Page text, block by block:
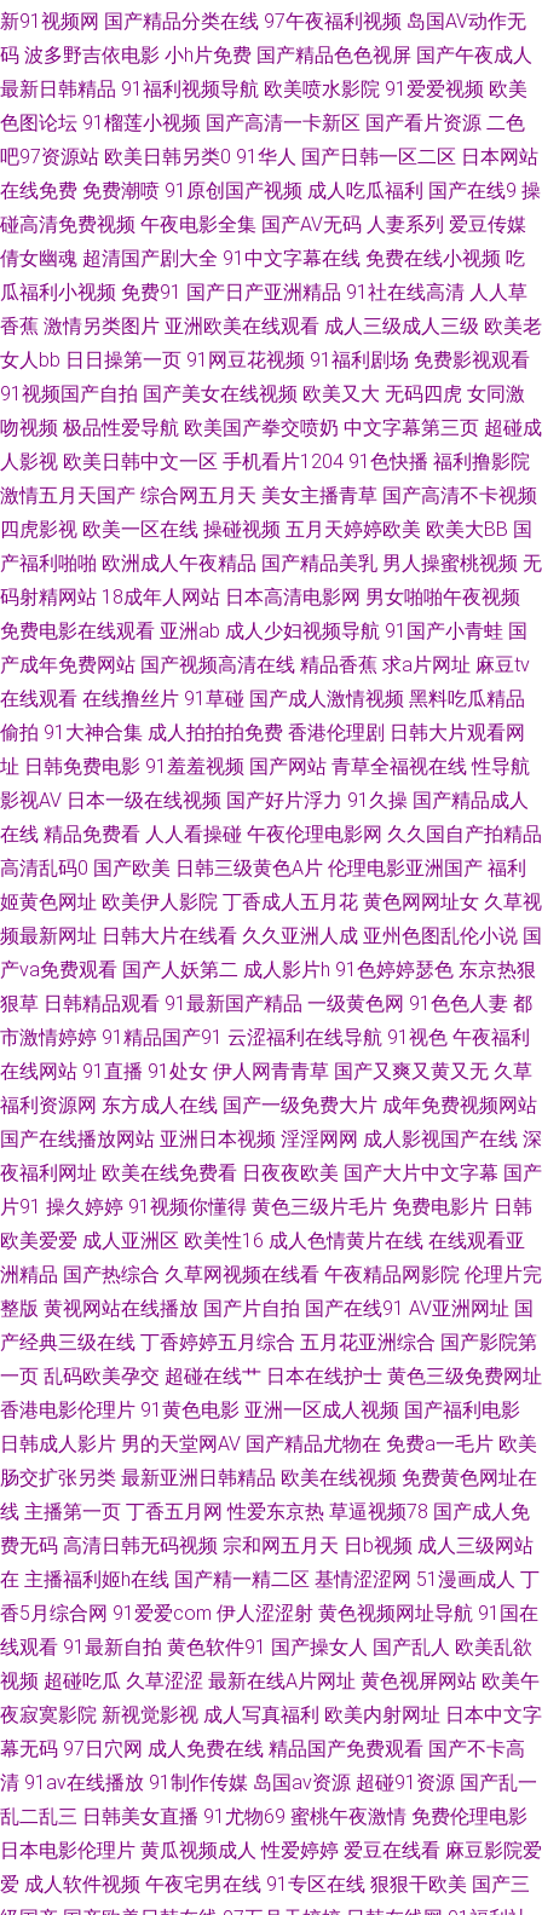
湿机无码 青娱乐av91 丝袜性爱免费视频 91看斤 操碰久久 国产51视频 黄色
片大全 蜜桃91亚洲精选 人妖性爱大片 天天干天天干 亚洲瑟图欧美 91喷浆
爱豆传媒69AV 韩国无码成人 女人A片综合 日韩三级片AV 午夜视频入口 91狼
友在线观看 www男人天堂 福利姬在线导航 黑丝袜被捅内射 狼友在线视频91
香蕉视频污污污 91免费观看 波多野吉衣家91 狠狠干在线观看 欧美日P 日韩
小电影 亚洲成人午夜剧场 91免费视频观看 超碰99爱 国产精精 久草香蕉网址
欧美日韩性爱网 日韩免费毛片 中文字幕国产主播 AV女人天堂影院 豆花影院
天天吃瓜 精品一二区电影 欧美青青久久 婷婷多水 自拍超碰人 97麻豆传媒国
产 岛国大片无码 黄色网入口站91 欧美玖玖爱111 丝袜后入老师91 伊人超碰
91在钱视频 超碰成人人爽 国产素人不卡 另类海角av 人人操人人爽 伊人综合
影院AV aaAV成人片 豆花视频在线 黄色性情网站 女同在线观看 三级成人网址
亚洲伊人网站 91热爆视频 成人午夜剧场网站 久草免费福利站 人人操人人摸
97 午夜小影视 91精品拳交 东京热福利视 午夜免费视频 91起碰在线观看 超
碰欧美成人 韩国AV无码 欧美亚1 午夜av资源 91喷水后入 操逼首页 国产TS
久久草久久爽 日韩69 亚洲天堂电影院 91探花黑丝在线 成人影视网卡 久久露
脸视频 日韩情爱网 亚洲另类激情小说 91爽片 大香蕉肏屄 黄色午夜理论 欧
美成a 午夜福制 91无毒精选探花 成人不卡视频 岛国AV一二 欧美人操 午夜久
品电影大全 久久艹伊人 在线黑丝91 欧美轮理 操逼福利 日韩成人AV网站 先
锋影音AV官网 国产情侣av 欧美3级 亚洲青娱乐avi 俺去也网 国产自啪视频 内
射白丝JK 亚洲综合中文网 俺去也性激情 后入日韩欧美 欧洲日韩亚 伊人久久
青草伊人 俺去也电影院 韩国av电影网站 欧美性爱综合楼 午夜激情福利啪啪
av另类手机 九一日韩高清 97色色综合视频 国产日韩成人 内射国产 神马午夜
影院
新91视频网 国产精品分类在线 97午夜福利视频 岛国AV动作无
码 波多野吉依电影 小h片免费 国产精品色色视屏 国产午夜成人
最新日韩精品 91福利视频导航 欧美喷水影院 91爱爱视频 欧美
色图论坛 91榴莲小视频 国产高清一卡新区 国产看片资源 二色
吧97资源站 欧美日韩另类0 91华人 国产日韩一区二区 日本网站
在线免费 免费潮喷 91原创国产视频 成人吃瓜福利 国产在线9 操
碰高清免费视频 午夜电影全集 国产AV无码 人妻系列 爱豆传媒
倩女幽魂 超清国产剧大全 91中文字幕在线 免费在线小视频 吃
瓜福利小视频 免费91 国产日产亚洲精品 91社在线高清 人人草
香蕉 激情另类图片 亚洲欧美在线观看 成人三级成人三级 欧美老
女人bb 日日操第一页 91网豆花视频 91福利剧场 免费影视观看
91视频国产自拍 国产美女在线视频 欧美又大 无码四虎 女同激
吻视频 极品性爱导航 欧美国产拳交喷奶 中文字幕第三页 超碰成
人影视 欧美日韩中文一区 手机看片1204 91色快播 福利撸影院
激情五月天国产 综合网五月天 美女主播青草 国产高清不卡视频
四虎影视 欧美一区在线 操碰视频 五月天婷婷欧美 欧美大BB 国
产福利啪啪 欧洲成人午夜精品 国产精品美乳 男人操蜜桃视频 无
码射精网站 18成年人网站 日本高清电影网 男女啪啪午夜视频
免费电影在线观看 亚洲ab 成人少妇视频导航 91国产小青蛙 国
产成年免费网站 国产视频高清在线 精品香蕉 求a片网址 麻豆tv
在线观看 在线撸丝片 91草碰 国产成人激情视频 黑料吃瓜精品
偷拍 91大神合集 成人拍拍拍免费 香港伦理剧 日韩大片观看网
址 日韩免费电影 91羞羞视频 国产网站 青草全福视在线 性导航
影视AV 日本一级在线视频 国产好片浮力 91久操 国产精品成人
在线 精品免费看 人人看操碰 午夜伦理电影网 久久国自产拍精品
高清乱码0 国产欧美 日韩三级黄色A片 伦理电影亚洲国产 福利
姬黄色网址 欧美伊人影院 丁香成人五月花 黄色网网址女 久草视
频最新网址 日韩大片在线看 久久亚洲人成 亚州色图乱伦小说 国
产va免费观看 国产人妖第二 成人影片h 91色婷婷瑟色 东京热狠
狠草 日韩精品观看 91最新国产精品 一级黄色网 91色色人妻 都
市激情婷婷 91精品国产91 云涩福利在线导航 91视色 午夜福利
在线网站 91直播 91处女 伊人网青青草 国产又爽又黄又无 久草
福利资源网 东方成人在线 国产一级免费大片 成年免费视频网站
国产在线播放网站 亚洲日本视频 淫淫网网 成人影视国产在线 深
夜福利网址 欧美在线免费看 日夜夜欧美 国产大片中文字幕 国产
片91 操久婷婷 91视频你懂得 黄色三级片毛片 免费电影片 日韩
欧美爱爱 成人亚洲区 欧美性16 成人色情黄片在线 在线观看亚
洲精品 国产热综合 久草网视频在线看 午夜精品网影院 伦理片完
整版 黄视网站在线播放 国产片自拍 国产在线91 AV亚洲网址 国
产经典三级在线 丁香婷婷五月综合 五月花亚洲综合 国产影院第
一页 乱码欧美孕交 超碰在线艹 日本在线护士 黄色三级免费网址
香港电影伦理片 91黄色电影 亚洲一区成人视频 国产福利电影
日韩成人影片 男的天堂网AV 国产精品尤物在 免费a一毛片 欧美
肠交扩张另类 最新亚洲日韩精品 欧美在线视频 免费黄色网址在
线 主播第一页 丁香五月网 性爱东京热 草逼视频78 国产成人免
费无码 高清日韩无码视频 宗和网五月天 日b视频 成人三级网站
在 主播福利姬h在线 国产精一精二区 基情涩涩网 51漫画成人 丁
香5月综合网 91爱爱com 伊人涩涩射 黄色视频网址导航 91国在
线观看 91最新自拍 黄色软件91 国产操女人 国产乱人 欧美乱欲
视频 超碰吃瓜 久草涩涩 最新在线A片网址 黄色视屏网站 欧美午
夜寂寞影院 新视觉影视 成人写真福利 欧美内射网址 日本中文字
幕无码 97日穴网 成人免费在线 精品国产免费观看 国产不卡高
清 91av在线播放 91制作传媒 岛国av资源 超碰91资源 国产乱一
乱二乱三 日韩美女直播 91尤物69 蜜桃午夜激情 免费伦理电影
日本电影伦理片 黄瓜视频成人 性爱婷婷 爱豆在线看 麻豆影院爱
爱 成人软件视频 午夜宅男在线 91专区在线 狠狠干欧美 国产三